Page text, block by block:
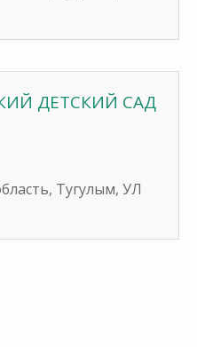
ДЕТСКИЙ САД
Тугулым, УЛ